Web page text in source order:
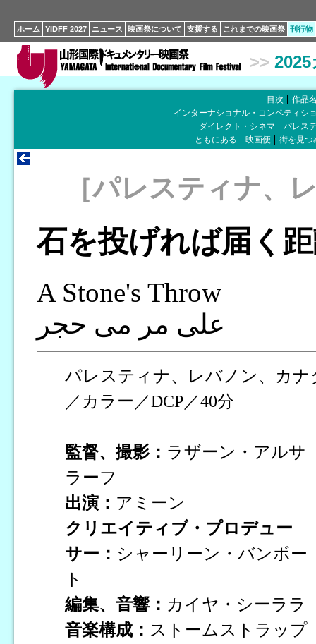
ホーム YIDFF 2027 ニュース 映画祭について 支援する これまでの映画祭 刊行物
>>
目次
作品
インターナショナル・コンペティシ
ダイレクト・シネマ
パレス
ともにある
映画便 街を見つ
［パレスティナ、
石を投げれば届く
A Stone's Throw
على مر مى حجر
パレスティナ、レバノン、カナ
／カラー／DCP／40分
監督、撮影： ラザーン・アルサ
ラーフ
出演： アミーン
クリエイティブ・プロデュー
サー： シャーリーン・バンボー
ト
編集、音響： カイヤ・シーララ
音楽構成： ストームストラップ